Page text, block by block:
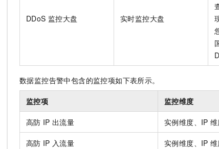
DDoS 监控大盘 实时监控大盘
数据监控告警中包含的监控项如下表所示。
监控项 监控维度
高防 IP 出流量 实例维度、IP
高防 IP 入流量 实例维度、IP